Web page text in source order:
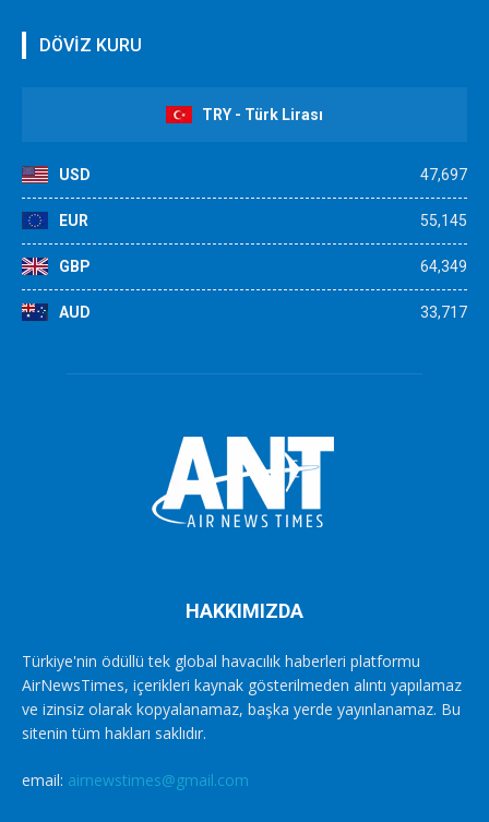
DÖVİZ KURU
TRY - Türk Lirası
USD 47,697
EUR 55,145
GBP 64,349
AUD 33,717
HAKKIMIZDA
Türkiye'nin ödüllü tek global havacılık haberleri platformu
AirNewsTimes, içerikleri kaynak gösterilmeden alıntı yapılamaz
ve izinsiz olarak kopyalanamaz, başka yerde yayınlanamaz. Bu
sitenin tüm hakları saklıdır.
email: airnewstimes@gmail.com